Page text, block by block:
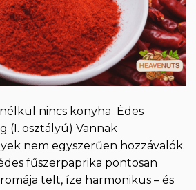
nélkül nincs konyha Édes
(I. osztályú) Vannak
nem egyszerűen hozzávalók.
fűszerpaprika pontosan
telt, íze harmonikus – és